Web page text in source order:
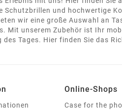
Schutzbrillen und hochwertige
wir eine große Auswahl an
Mit unserem Zubehör ist Ihr
des Tages. Hier finden Sie das
Online-Shops
Case for the